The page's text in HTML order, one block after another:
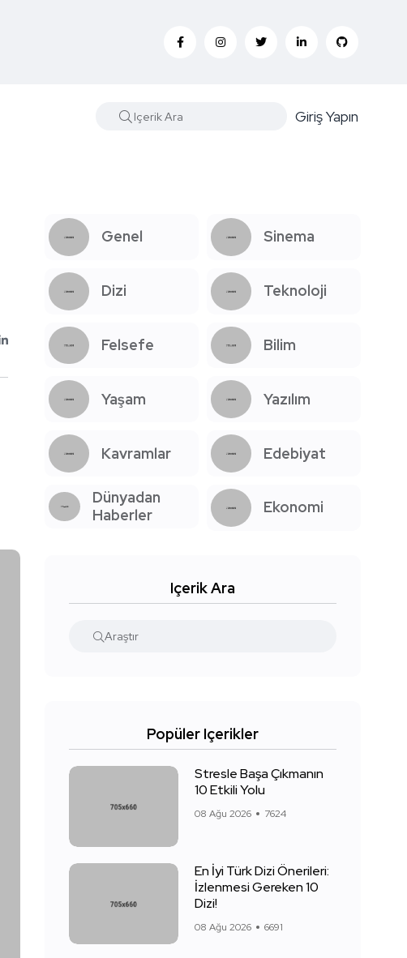
Giriş Yapın
Genel Sinema
Dizi Teknoloji
Felsefe Bilim
Yaşam Yazılım
Kavramlar Edebiyat
Dünyadan
Haberler
Ekonomi
Içerik Ara
Popüler Içerikler
Stresle Başa Çıkmanın
10 Etkili Yolu
08 Ağu 2026 7624
En İyi Türk Dizi Önerileri:
İzlenmesi Gereken 10
Dizi!
08 Ağu 2026 6691